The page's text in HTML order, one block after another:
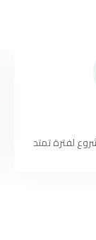
لفترة تمتد